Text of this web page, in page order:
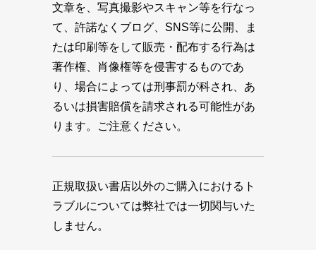
文章を、写真撮影やスキャン等を行なっ
て、許諾なくブログ、SNS等に公開、ま
たは印刷等をして販売・配布する行為は
著作権、肖像権等を侵害するものであ
り、場合によっては刑事罰が科され、あ
るいは損害賠償を請求される可能性があ
ります。ご注意ください。
正規取扱い書店以外のご購入におけるト
ラブルについては弊社では一切関与いた
しません。